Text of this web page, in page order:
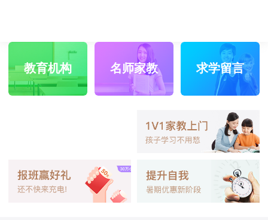
教育机构 名师家教 求学留言